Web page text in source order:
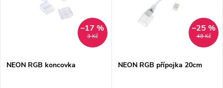
p
s
3 Kč
–17 %
NEON RGB koncovka
48 Kč
–25 %
NEON RGB přípojka 20cm